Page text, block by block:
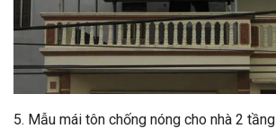
5. Mẫu mái tôn chống nóng cho nhà 2 tầng